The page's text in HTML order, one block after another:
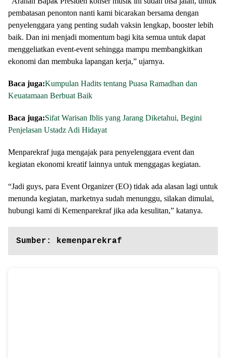
pembatasan penonton nanti kami bicarakan bersama dengan
penyelenggara yang penting sudah vaksin lengkap, booster lebih
baik. Dan ini menjadi momentum bagi kita semua untuk dapat
menggeliatkan event-event sehingga mampu membangkitkan
ekonomi dan membuka lapangan kerja,” ujarnya.
Baca juga:Kumpulan Hadits tentang Puasa Ramadhan dan
Keuatamaan Berbuat Baik
Baca juga:Sifat Warisan Iblis yang Jarang Diketahui, Begini
Penjelasan Ustadz Adi Hidayat
Menparekraf juga mengajak para penyelenggara event dan
kegiatan ekonomi kreatif lainnya untuk menggagas kegiatan.
“Jadi guys, para Event Organizer (EO) tidak ada alasan lagi untuk
menunda kegiatan, marketnya sudah menunggu, silakan dimulai,
hubungi kami di Kemenparekraf jika ada kesulitan,” katanya.
Sumber: kemenparekraf